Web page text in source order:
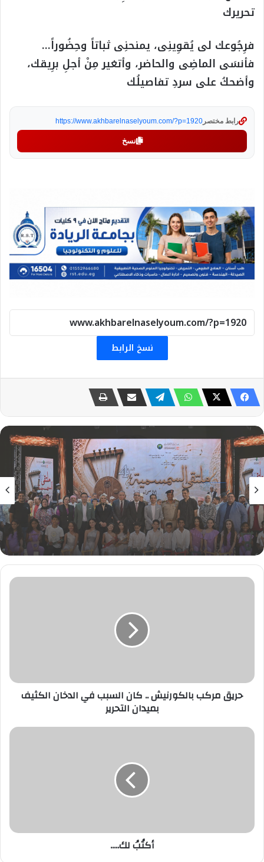
تحريرك
فرِجُوعك لى يُقوِينِى، يمنحنِى ثباتاً وحِضُوراً…
فأنسَى الماضِى والحاضر، وأتغير مِنْ أجلِ برِيقك،
وأضحكُ على سردِ تفاصيلُك
رابط مختصر https://www.akhbarelnaselyoum.com/?p=1920
نسخ
نسخ الرابط
الثقافة
27 يوليو، 2026
وسط حضور جماهيري كبير : عروض تراثية وتكريم
الرواد في إفتتاح الدورة الرابعة لملتقي
السمسمية بالإسماعيلية
حريق
الكثيف
بميدان
حريق مركب بالكورنيش .. كان السبب في الدخان الكثيف
بميدان التحرير
أكتُبُ
أكتُبُ لك.....